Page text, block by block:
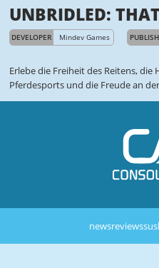
UNBRIDLED:
DEVELOPER Mindev Games
Erlebe die Freiheit des Reitens,
Pferdesports und die Freude an
newsreviews